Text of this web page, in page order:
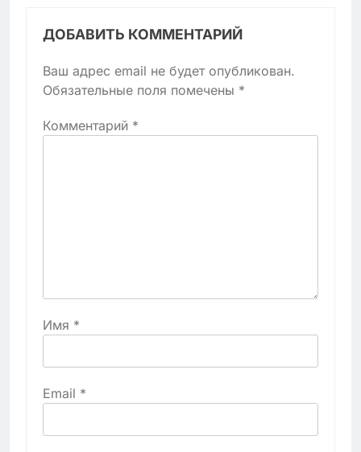
ДОБАВИТЬ КОММЕНТАРИЙ
Ваш адрес email не будет опубликован.
Обязательные поля помечены *
Комментарий *
Имя *
Email *